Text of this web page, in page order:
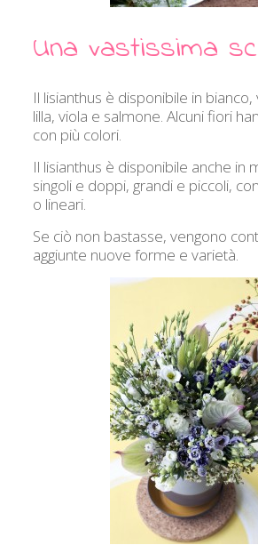
Una vastissima
Il lisianthus è disponibile in
lilla, viola e salmone. Alcuni fiori
con più colori.
Il lisianthus è disponibile anche in
singoli e doppi, grandi e piccoli,
o lineari.
Se ciò non bastasse, vengono
aggiunte nuove forme e varietà.